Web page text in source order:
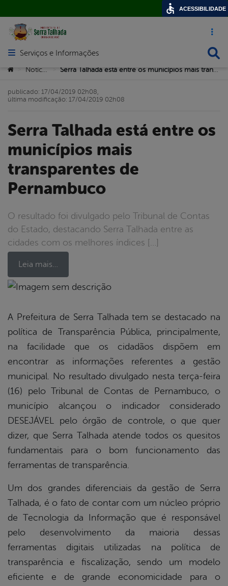
Acesso
Abrir menu principal de navegação
Serviços e Informações
Você está aqui:
> Notícias >
Serra Talhada está entre os
municípios mais
transparentes de
Pernambuco
O resultado foi divulgado pelo Tribunal de Contas
do Estado, destacando Serra Talhada entre as
cidades com os melhores índices […]
Leia mais…
publicado: 17/04/2019 02h08,
última modificação: 17/04/2019 02h08
A Prefeitura de Serra Talhada tem se destacado na
política de Transparência Pública, principalmente,
na facilidade que os cidadãos dispõem em
encontrar as informações referentes a gestão
municipal. No resultado divulgado nesta terça-feira
(16) pelo Tribunal de Contas de Pernambuco, o
município alcançou o indicador considerado
DESEJÁVEL pelo órgão de controle, o que quer
dizer, que Serra Talhada atende todos os quesitos
fundamentais para o bom funcionamento das
ferramentas de transparência.
Um dos grandes diferenciais da gestão de Serra
Talhada, é o fato de contar com um núcleo próprio
de Tecnologia da Informação que é responsável
pelo desenvolvimento da maioria dessas
ferramentas digitais utilizadas na política de
transparência e fiscalização, sendo um modelo
eficiente e de grande economicidade para o
ACESSIBILIDADE